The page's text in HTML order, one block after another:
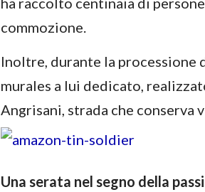
commozione.
Inoltre, durante la processione
murales a lui dedicato,
Angrisani, strada che conserva
Una serata nel segno della